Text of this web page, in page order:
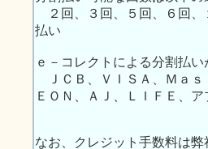
２回、３回、５回、６回、
払い
ｅ－コレクトによる分割払
ＪＣＢ、ＶＩＳＡ、Ｍａｓ
ＥＯＮ、ＡＪ、ＬＩＦＥ、ア
なお、クレジット手数料は